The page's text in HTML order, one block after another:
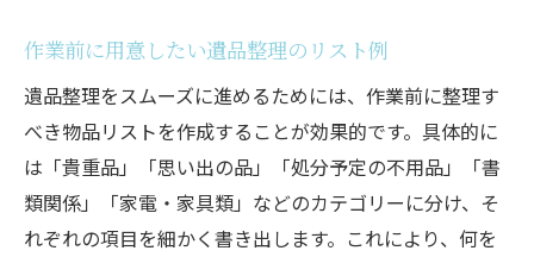
作業前に用意したい遺品整理のリスト例
遺品整理をスムーズに進めるためには、作業前に整理す
べき物品リストを作成することが効果的です。具体的に
は「貴重品」「思い出の品」「処分予定の不用品」「書
類関係」「家電・家具類」などのカテゴリーに分け、そ
れぞれの項目を細かく書き出します。これにより、何を